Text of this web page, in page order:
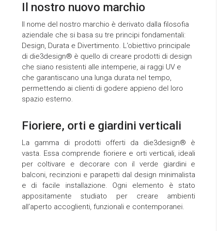
Il nostro nuovo marchio
Il nome del nostro marchio è derivato dalla filosofia
aziendale che si basa su tre principi fondamentali:
Design, Durata e Divertimento. L’obiettivo principale
di die3design® è quello di creare prodotti di design
che siano resistenti alle intemperie, ai raggi UV e
che garantiscano una lunga durata nel tempo,
permettendo ai clienti di godere appieno del loro
spazio esterno.
Fioriere, orti e giardini verticali
La gamma di prodotti offerti da die3design® è
vasta. Essa comprende fioriere e orti verticali, ideali
per coltivare e decorare con il verde giardini e
balconi, recinzioni e parapetti dal design minimalista
e di facile installazione. Ogni elemento è stato
appositamente studiato per creare ambienti
all’aperto accoglienti, funzionali e contemporanei.